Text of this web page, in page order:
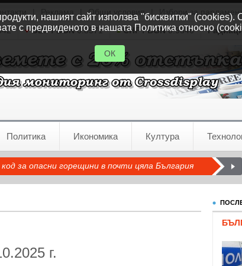
Общи условия Избори за
GBP / BGN0.8571 CHF / BGN0.9346
Политика Икономика Култура
за опасни горещини в почти цяла България
г.
нашият сайт използва "бисквитки" (cookies).
с предвиденото в нашата Политика относно
ОК